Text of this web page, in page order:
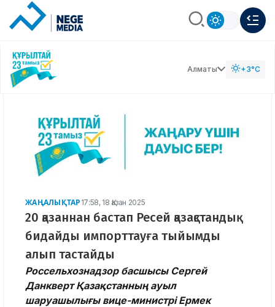
Алматы +3°C
ЖАҢАЛЫҚТАР 17:58, 18 Қазан 2025
20 қазаннан бастап Ресей қазақстандық
бидайды импорттауға тыйымды
алып тастайды
Россельхознадзор басшысы Сергей
Данкверт Қазақстанның ауыл
шаруашылығы вице-министрі Ермек